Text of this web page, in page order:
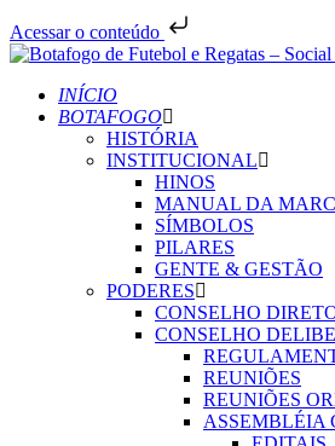
Acessar o conteúdo
INÍCIO
BOTAFOGO
HISTÓRIA
INSTITUCIONAL
HINOS
MANUAL DA
SÍMBOLOS
PILARES
GENTE & GESTÃO
PODERES
CONSELHO
CONSELHO
REUNIÕES
REUNIÕES
ASSEMBLÉIA